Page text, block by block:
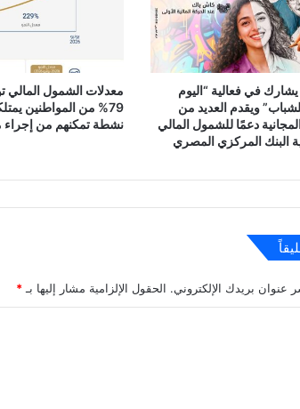
في فعالية “اليوم
ويقدم العديد من
دعمًا للشمول المالي
البنك المركزي المصري
معدلات الشمول المالي
79% من المواطنين
نشطة تمكنهم من إجراء
عنوان بريدك الإلكتروني. الحقول الإلزامية مشار إليها بـ *